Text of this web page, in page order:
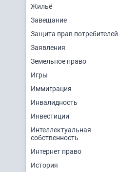
Жильё
Завещание
Защита прав потребителей
Заявления
Земельное право
Игры
Иммиграция
Инвалидность
Инвестиции
Интеллектуальная
собственность
Интернет право
История